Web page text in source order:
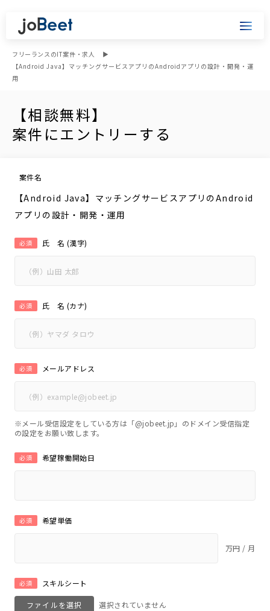
フリーランスのIT案件・求人
【Android Java】マッチングサービスアプリのAndroidアプリの設計・開発・運
用
【相談無料】
案件にエントリーする
案件名
【Android Java】マッチングサービスアプリのAndroid
アプリの設計・開発・運用
氏 名 (漢字)
必須
氏 名 (カナ)
必須
メールアドレス
必須
※メール受信設定をしている方は「@jobeet.jp」のドメイン受信指定
の設定をお願い致します。
希望稼働開始日
必須
希望単価
必須
万円 / 月
スキルシート
必須
ファイルを選択